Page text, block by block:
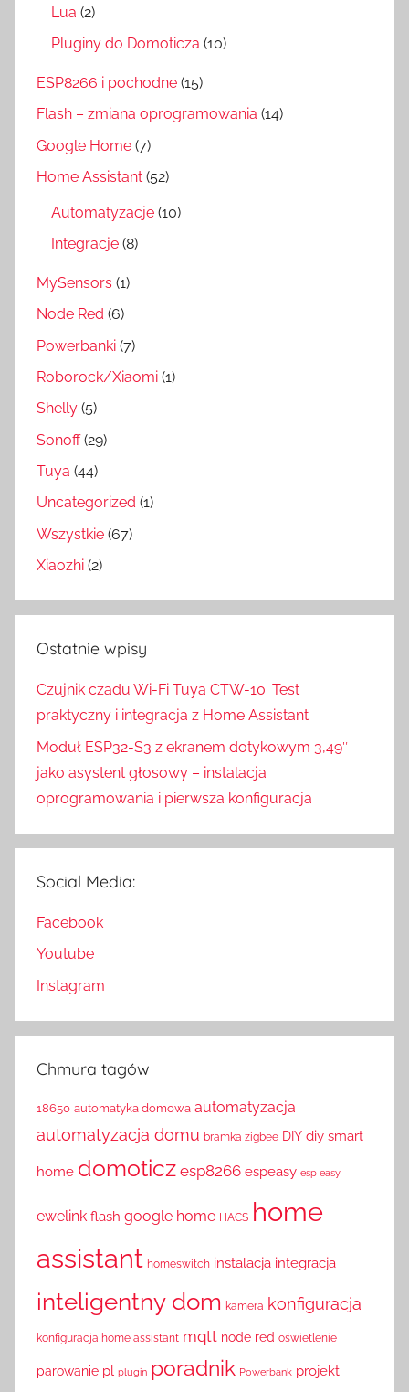
Lua (2)
Pluginy do Domoticza (10)
ESP8266 i pochodne (15)
Flash – zmiana oprogramowania (14)
Google Home (7)
Home Assistant (52)
Automatyzacje (10)
Integracje (8)
MySensors (1)
Node Red (6)
Powerbanki (7)
Roborock/Xiaomi (1)
Shelly (5)
Sonoff(29)
Tuya (44)
Uncategorized (1)
Wszystkie (67)
Xiaozhi (2)
Ostatnie wpisy
Czujnik czadu Wi-Fi Tuya CTW-10. Test
praktyczny i integracja z Home Assistant
Moduł ESP32-S3 z ekranem dotykowym 3,49″
jako asystent głosowy – instalacja
oprogramowania i pierwsza konfiguracja
Social Media:
Facebook
Youtube
Instagram
Chmura tagów
18650 automatyka domowa automatyzacja
automatyzacja domu bramka zigbee DIY diy smart
home domoticz esp8266 espeasy esp easy
ewelink flash google home HACS home
assistant homeswitch instalacja integracja
inteligentny dom kamera konfiguracja
konfiguracja home assistant mqtt node red oświetlenie
parowanie pl plugin poradnik Powerbank projekt